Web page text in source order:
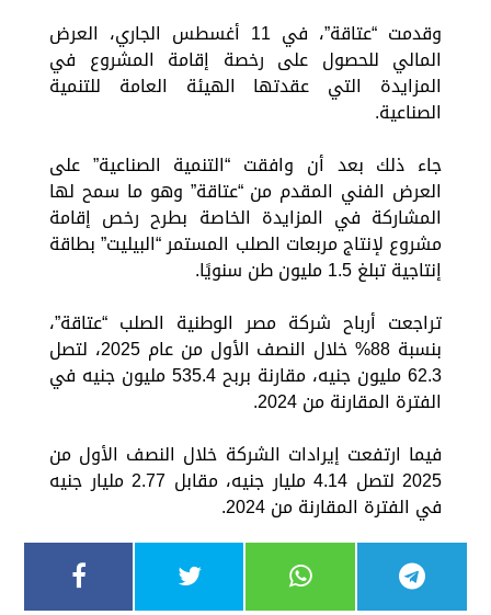
وقدمت “عتاقة”، في 11 أغسطس الجاري، العرض
المالي للحصول على رخصة إقامة المشروع في
المزايدة التي عقدتها الهيئة العامة للتنمية
الصناعية.
جاء ذلك بعد أن وافقت “التنمية الصناعية” على
العرض الفني المقدم من “عتاقة” وهو ما سمح لها
المشاركة في المزايدة الخاصة بطرح رخص إقامة
مشروع لإنتاج مربعات الصلب المستمر “البيليت” بطاقة
إنتاجية تبلغ 1.5 مليون طن سنويًا.
تراجعت أرباح شركة مصر الوطنية الصلب “عتاقة”،
بنسبة 88% خلال النصف الأول من عام 2025، لتصل
62.3 مليون جنيه، مقارنة بربح 535.4 مليون جنيه في
الفترة المقارنة من 2024.
فيما ارتفعت إيرادات الشركة خلال النصف الأول من
2025 لتصل 4.14 مليار جنيه، مقابل 2.77 مليار جنيه
في الفترة المقارنة من 2024.